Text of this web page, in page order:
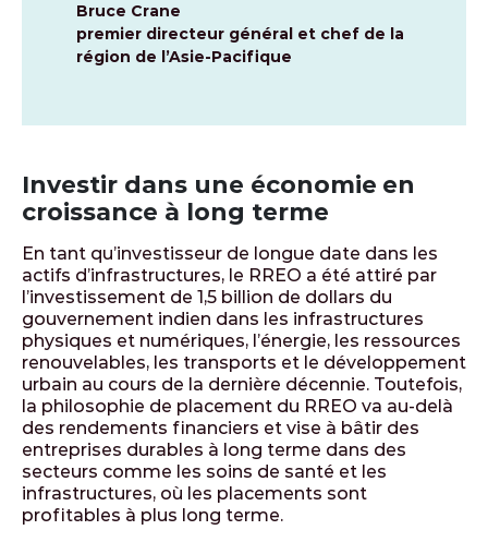
Bruce Crane
premier directeur général et chef de la
région de l’Asie-Pacifique
Investir dans une économie en
croissance à long terme
En tant qu’investisseur de longue date dans les
actifs d’infrastructures, le RREO a été attiré par
l’investissement de 1,5 billion de dollars du
gouvernement indien dans les infrastructures
physiques et numériques, l’énergie, les ressources
renouvelables, les transports et le développement
urbain au cours de la dernière décennie. Toutefois,
la philosophie de placement du RREO va au-delà
des rendements financiers et vise à bâtir des
entreprises durables à long terme dans des
secteurs comme les soins de santé et les
infrastructures, où les placements sont
profitables à plus long terme.